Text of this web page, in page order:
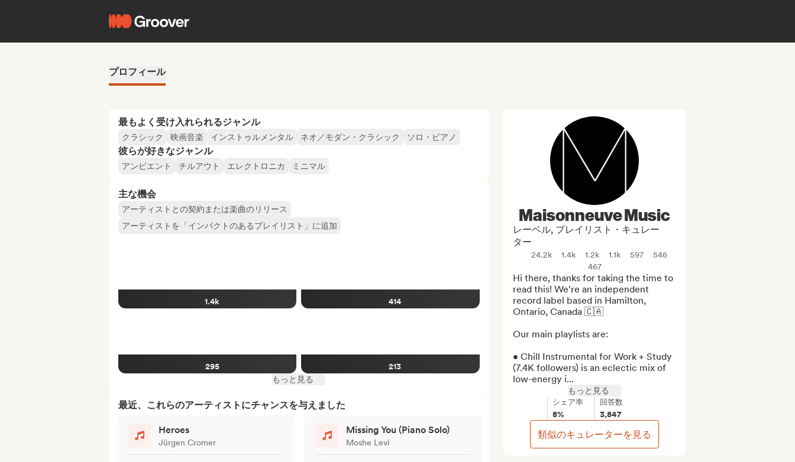
プロフィール
最もよく受け入れられるジャンル
クラシック 映画音楽 インストゥルメンタル ネオ／モダン・クラシック ソロ・ピアノ
彼らが好きなジャンル
アンビエント チルアウト エレクトロニカ ミニマル
主な機会
アーティストとの契約または楽曲のリリース
アーティストを「インパクトのあるプレイリスト」に追加
1.4k 414
295
213
もっと見る
最近、これらのアーティストにチャンスを与えました
Heroes
Jürgen Cromer
Missing You (Piano Solo)
Moshe Levi
Maisonneuve Music
レーベル, プレイリスト・キュレー
ター
24.2k 1.4k 1.2k 1.1k 597
546
467
Hi there, thanks for taking the time to
read this! We're an independent
record label based in Hamilton,
Ontario, Canada 🇨🇦
Our main playlists are:
• Chill Instrumental for Work + Study
(7.4K followers) is an eclectic mix of
low-energy i...
もっと見る
シェア率
8%
回答数
3,847
類似のキュレーターを見る